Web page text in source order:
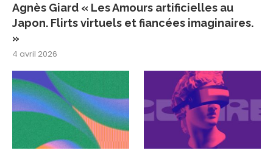
Agnès Giard « Les Amours artificielles au
Japon. Flirts virtuels et fiancées imaginaires.
»
4 avril 2026